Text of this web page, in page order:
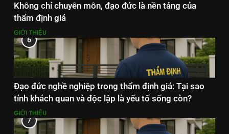
Không chỉ chuyên môn, đạo đức là nền tảng của
thẩm định giá
GIỚI THIỆU
6
Đạo đức nghề nghiệp trong thẩm định giá: Tại sao
tính khách quan và độc lập là yếu tố sống còn?
GIỚI THIỆU
7